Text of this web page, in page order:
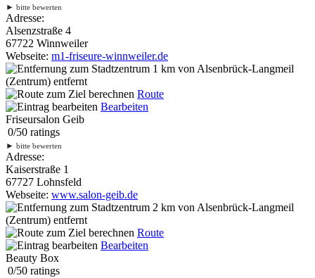
► bitte bewerten
Adresse:
Alsenzstraße 4
67722 Winnweiler
Webseite: m1-friseure-winnweiler.de
1 km von Alsenbrück-Langmeil
(Zentrum) entfernt
Route
Bearbeiten
Friseursalon Geib
0/50 ratings
► bitte bewerten
Adresse:
Kaiserstraße 1
67727 Lohnsfeld
Webseite: www.salon-geib.de
2 km von Alsenbrück-Langmeil
(Zentrum) entfernt
Route
Bearbeiten
Beauty Box
0/50 ratings